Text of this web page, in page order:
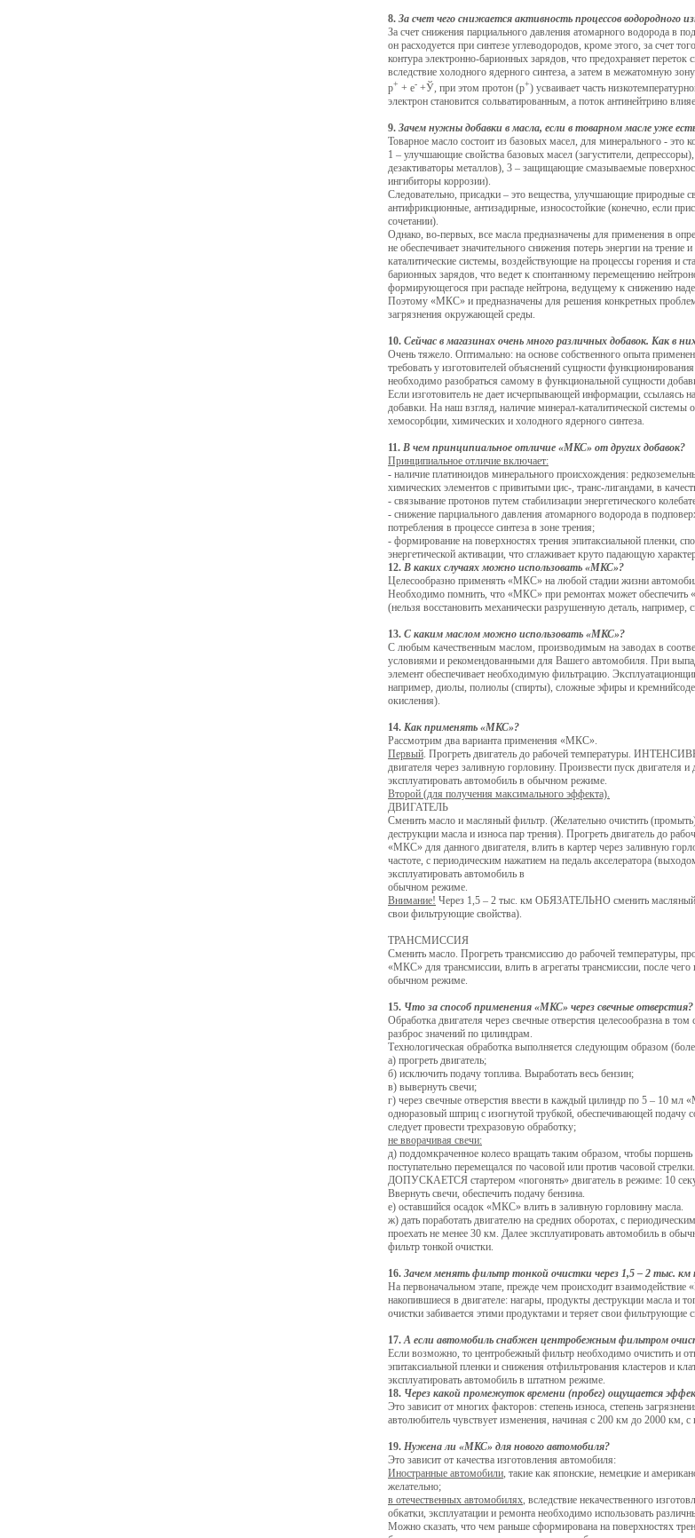
8. За счет чего снижается активность процессов водородного
За счет снижения парциального давления атомарного водорода в
он расходуется при синтезе углеводородов, кроме этого, за счет
контура электронно-барионных зарядов, что предохраняет
вследствие холодного ядерного синтеза, а затем в межатомную
p+ + e- +Ў, при этом протон (р+) усваивает часть
электрон становится сольватированным, а поток антинейтрино
9. Зачем нужны добавки в масла, если в товарном масле уже
Товарное масло состоит из базовых масел, для минерального - это
1 – улучшающие свойства базовых масел (загустители,
дезактиваторы металлов), 3 – защищающие смазываемые
ингибиторы коррозии).
Следовательно, присадки – это вещества, улучшающие природные
антифрикционные, антизадирные, износостойкие (конечно, если
сочетании).
Однако, во-первых, все масла предназначены для применения в
не обеспечивает значительного снижения потерь энергии на
каталитические системы, воздействующие на процессы горения и
барионных зарядов, что ведет к спонтанному перемещению
формирующегося при распаде нейтрона, ведущему к снижению
Поэтому «МКС» и предназначены для решения конкретных
загрязнения окружающей среды.
10. Сейчас в магазинах очень много различных добавок. Как в
Очень тяжело. Оптимально: на основе собственного опыта
требовать у изготовителей объяснений сущности
необходимо разобраться самому в функциональной сущности
Если изготовитель не дает исчерпывающей информации, ссылаясь
добавки. На наш взгляд, наличие минерал-каталитической системы
хемосорбции, химических и холодного ядерного синтеза.
11. В чем принципиальное отличие «МКС» от других добавок?
Принципиальное отличие включает:
- наличие платиноидов минерального происхождения:
химических элементов с привитыми цис-, транс-лигандами, в
- связывание протонов путем стабилизации энергетического
- снижение парциального давления атомарного водорода в
потребления в процессе синтеза в зоне трения;
- формирование на поверхностях трения эпитаксиальной пленки,
энергетической активации, что сглаживает круто падающую
12. В каких случаях можно использовать «МКС»?
Целесообразно применять «МКС» на любой стадии жизни
Необходимо помнить, что «МКС» при ремонтах может обеспечить
(нельзя восстановить механически разрушенную деталь, например,
13. С каким маслом можно использовать «МКС»?
С любым качественным маслом, производимым на заводах в
условиями и рекомендованными для Вашего автомобиля. При
элемент обеспечивает необходимую фильтрацию.
например, диолы, полиолы (спирты), сложные эфиры и
окисления).
14. Как применять «МКС»?
Рассмотрим два варианта применения «МКС».
Первый. Прогреть двигатель до рабочей температуры.
двигателя через заливную горловину. Произвести пуск двигателя и
эксплуатировать автомобиль в обычном режиме.
Второй (для получения максимального эффекта).
ДВИГАТЕЛЬ
Сменить масло и масляный фильтр. (Желательно очистить
деструкции масла и износа пар трения). Прогреть двигатель до
«МКC» для данного двигателя, влить в картер через заливную
частоте, с периодическим нажатием на педаль акселератора
эксплуатировать автомобиль в
обычном режиме.
Внимание! Через 1,5 – 2 тыс. км ОБЯЗАТЕЛЬНО сменить масляный
свои фильтрующие свойства).
ТРАНСМИССИЯ
Сменить масло. Прогреть трансмиссию до рабочей
«МКС» для трансмиссии, влить в агрегаты трансмиссии, после
обычном режиме.
15. Что за способ применения «МКС» через свечные отверстия?
Обработка двигателя через свечные отверстия целесообразна в
разброс значений по цилиндрам.
Технологическая обработка выполняется следующим образом
а) прогреть двигатель;
б) исключить подачу топлива. Выработать весь бензин;
в) вывернуть свечи;
г) через свечные отверстия ввести в каждый цилиндр по 5 – 10 мл
одноразовый шприц с изогнутой трубкой, обеспечивающей подачу
следует провести трехразовую обработку;
не вворачивая свечи:
д) поддомкраченное колесо вращать таким образом, чтобы
поступательно перемещался по часовой или против часовой
ДОПУСКАЕТСЯ стартером «погонять» двигатель в режиме: 10
Ввернуть свечи, обеспечить подачу бензина.
е) оставшийся осадок «МКС» влить в заливную горловину масла.
ж) дать поработать двигателю на средних оборотах, с
проехать не менее 30 км. Далее эксплуатировать автомобиль в
фильтр тонкой очистки.
16. Зачем менять фильтр тонкой очистки через 1,5 – 2 тыс.
На первоначальном этапе, прежде чем происходит
накопившиеся в двигателе: нагары, продукты деструкции масла и
очистки забивается этими продуктами и теряет свои фильтрующие
17.А если автомобиль снабжен центробежным фильтром
Если возможно, то центробежный фильтр необходимо очистить и
эпитаксиальной пленки и снижения отфильтрования кластеров и
эксплуатировать автомобиль в штатном режиме.
18. Через какой промежуток времени (пробег) ощущается
Это зависит от многих факторов: степень износа, степень
автолюбитель чувствует изменения, начиная с 200 км до 2000 км,
19. Нужена ли «МКС» для нового автомобиля?
Это зависит от качества изготовления автомобиля:
Иностранные автомобили, такие как японские, немецкие и
желательно;
в отечественных автомобилях, вследствие некачественного
обкатки, эксплуатации и ремонта необходимо использовать
Можно сказать, что чем раньше сформирована на поверхностях